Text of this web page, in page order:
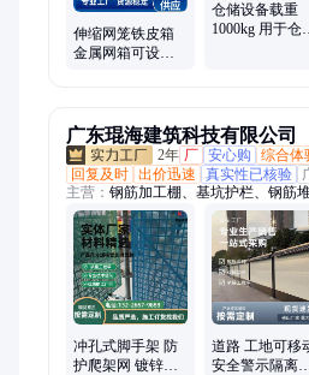
伸缩网笼铁皮箱
金属网箱可设计
仓储设备载重
1000kg 用于仓
广东琨海建筑科技有限公司
2年 厂 安心购 综合体
回复及时 出价迅速 真实性已核验
主营： 钢筋加工棚、基坑护栏、钢筋
砌块砖吊笼、电梯防护门、应急逃生
护栏、废料池、配电箱防护棚、塔吊
梯笼、安全体验区、安全通道、塔吊
井平台、楼梯防护、卸料平台、市政
冲孔式脚手架 防
护爬架网 镀锌板
道路 工地可移
安全警示隔离